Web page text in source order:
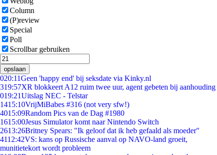
Column
(P)review
Special
Poll
Scrollbar gebruiken
opslaan
020:11Geen 'happy end' bij seksdate via Kinky.nl
319:57XR blokkeert A12 ruim twee uur, agent gebeten bij aanhouding
019:21Uitslag NEC - Telstar
1415:10VrijMiBabes #316 (not very sfw!)
4015:09Random Pics van de Dag #1980
1615:00Jesus Simulator komt naar Nintendo Switch
2613:26Britney Spears: "Ik geloof dat ik heb gefaald als moeder"
4112:42VS: kans op Russische aanval op NAVO-land groeit,
munitietekort wordt probleem